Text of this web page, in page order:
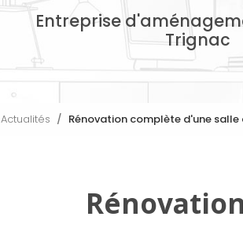
Entreprise
Trignac
Actualités Rénovation complète d'une salle